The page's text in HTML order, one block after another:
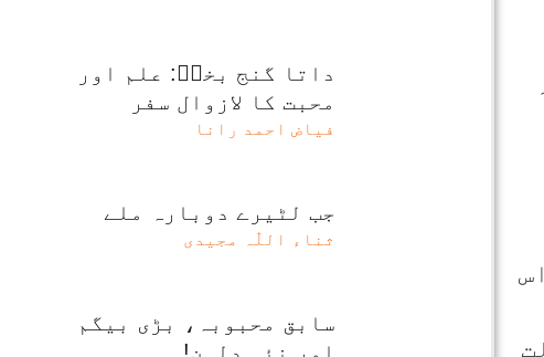
داتا گنج بخشؒ: علم اور
محبت کا لازوال سفر
فیاض احمد رانا
جب لٹیرے دوبارہ ملے
ثناء اللّٰہ مجیدی
سابق محبوبہ، بڑی بیگم
اور نئی دلہن!